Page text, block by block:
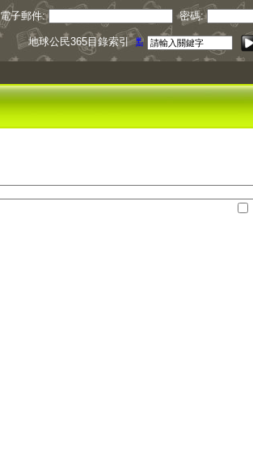
電子郵件: 密碼:
地球公民365目錄索引點我下載